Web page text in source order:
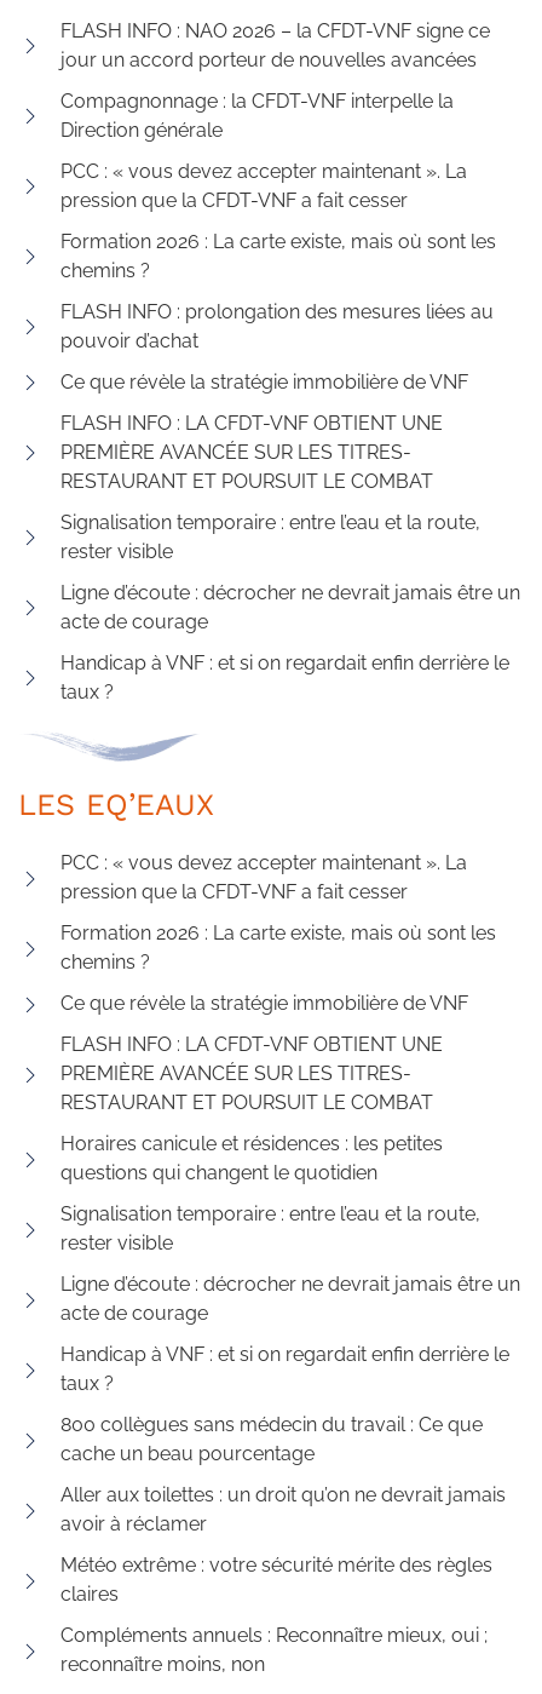
FLASH INFO : NAO 2026 – la CFDT-VNF signe ce
jour un accord porteur de nouvelles avancées
Compagnonnage : la CFDT-VNF interpelle la
Direction générale
PCC : « vous devez accepter maintenant ». La
pression que la CFDT-VNF a fait cesser
Formation 2026 : La carte existe, mais où sont les
chemins ?
FLASH INFO : prolongation des mesures liées au
pouvoir d’achat
Ce que révèle la stratégie immobilière de VNF
FLASH INFO : LA CFDT-VNF OBTIENT UNE
PREMIÈRE AVANCÉE SUR LES TITRES-
RESTAURANT ET POURSUIT LE COMBAT
Signalisation temporaire : entre l’eau et la route,
rester visible
Ligne d’écoute : décrocher ne devrait jamais être un
acte de courage
Handicap à VNF : et si on regardait enfin derrière le
taux ?
LES EQ’EAUX
PCC : « vous devez accepter maintenant ». La
pression que la CFDT-VNF a fait cesser
Formation 2026 : La carte existe, mais où sont les
chemins ?
Ce que révèle la stratégie immobilière de VNF
FLASH INFO : LA CFDT-VNF OBTIENT UNE
PREMIÈRE AVANCÉE SUR LES TITRES-
RESTAURANT ET POURSUIT LE COMBAT
Horaires canicule et résidences : les petites
questions qui changent le quotidien
Signalisation temporaire : entre l’eau et la route,
rester visible
Ligne d’écoute : décrocher ne devrait jamais être un
acte de courage
Handicap à VNF : et si on regardait enfin derrière le
taux ?
800 collègues sans médecin du travail : Ce que
cache un beau pourcentage
Aller aux toilettes : un droit qu’on ne devrait jamais
avoir à réclamer
Météo extrême : votre sécurité mérite des règles
claires
Compléments annuels : Reconnaître mieux, oui ;
reconnaître moins, non